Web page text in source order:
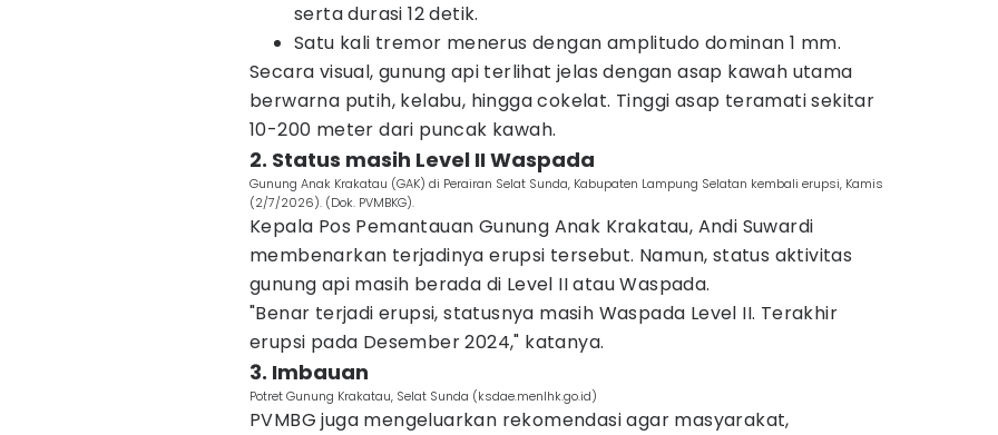
serta durasi 12 detik.
Satu kali tremor menerus dengan amplitudo dominan 1 mm.
Secara visual, gunung api terlihat jelas dengan asap kawah utama
berwarna putih, kelabu, hingga cokelat. Tinggi asap teramati sekitar
10-200 meter dari puncak kawah.
2. Status masih Level II Waspada
Gunung Anak Krakatau (GAK) di Perairan Selat Sunda, Kabupaten Lampung Selatan kembali erupsi, Kamis
(2/7/2026). (Dok. PVMBKG).
Kepala Pos Pemantauan Gunung Anak Krakatau, Andi Suwardi
membenarkan terjadinya erupsi tersebut. Namun, status aktivitas
gunung api masih berada di Level II atau Waspada.
"Benar terjadi erupsi, statusnya masih Waspada Level II. Terakhir
erupsi pada Desember 2024," katanya.
3. Imbauan
Potret Gunung Krakatau, Selat Sunda (ksdae.menlhk.go.id)
PVMBG juga mengeluarkan rekomendasi agar masyarakat,